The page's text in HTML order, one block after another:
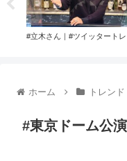
#立木さん｜#ツイッタート
ホーム トレンド
#東京ドーム公